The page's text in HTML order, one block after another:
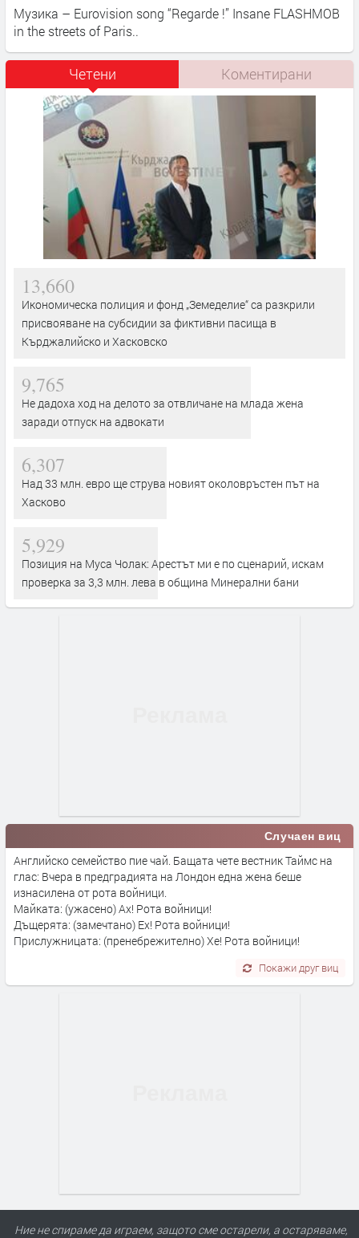
Музика – Eurovision song “Regarde !” Insane FLASHMOB
in the streets of Paris..​
Четени Коментирани
13,660
Икономическа полиция и фонд „Земеделие“ са разкрили
присвояване на субсидии за фиктивни пасища в
Кърджалийско и Хасковско
9,765
Не дадоха ход на делото за отвличане на млада жена
заради отпуск на адвокати
6,307
Над 33 млн. евро ще струва новият околовръстен път на
Хасково
5,929
Позиция на Муса Чолак: Арестът ми е по сценарий, искам
проверка за 3,3 млн. лева в община Минерални бани
Случаен виц
Английско семейство пие чай. Бащата чете вестник Таймс на
глас: Вчера в предградията на Лондон една жена беше
изнасилена от рота войници.
Майката: (ужасено) Ах! Рота войници!
Дъщерята: (замечтано) Ех! Рота войници!
Прислужницата: (пренебрежително) Хе! Рота войници!
Покажи друг виц
Ние не спираме да играем, защото сме остарели, а остаряваме,